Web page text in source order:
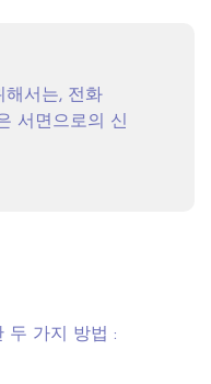
두 가지 방법 :
해서는, 전화
서면으로의 신